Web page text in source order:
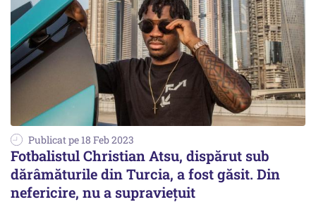
Publicat pe 18 Feb 2023
Fotbalistul Christian Atsu, dispărut sub
dărâmăturile din Turcia, a fost găsit. Din
nefericire, nu a supravieţuit